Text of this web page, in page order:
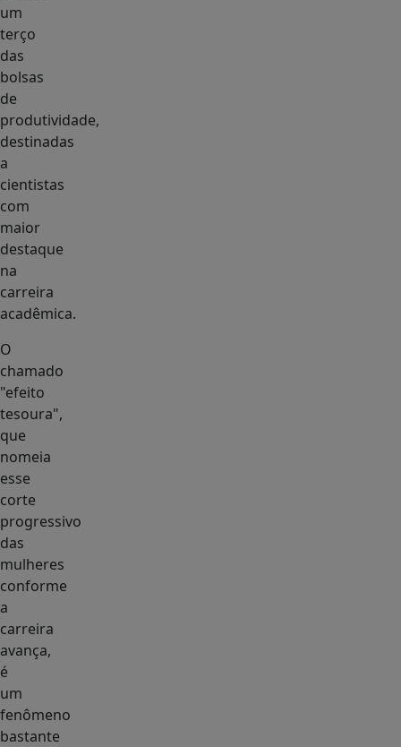
um
terço
das
bolsas
de
produtividade,
destinadas
a
cientistas
com
maior
destaque
na
carreira
acadêmica.
O
chamado
"efeito
tesoura",
que
nomeia
esse
corte
progressivo
das
mulheres
conforme
a
carreira
avança,
é
um
fenômeno
bastante